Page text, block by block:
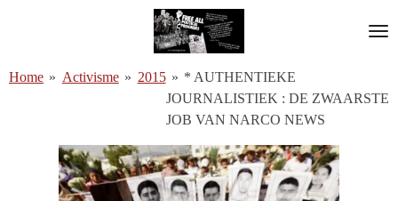
de
Home » Activisme » 2015 » * AUTHENTIEKE
JOURNALISTIEK : DE ZWAARSTE
JOB VAN NARCO NEWS